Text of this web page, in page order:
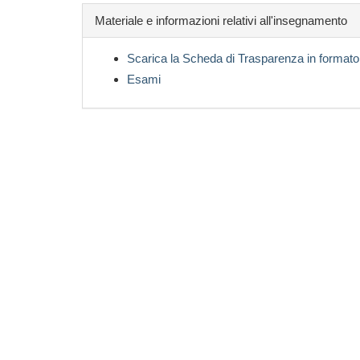
Materiale e informazioni relativi all'insegnamento
Scarica la Scheda di Trasparenza in
Esami